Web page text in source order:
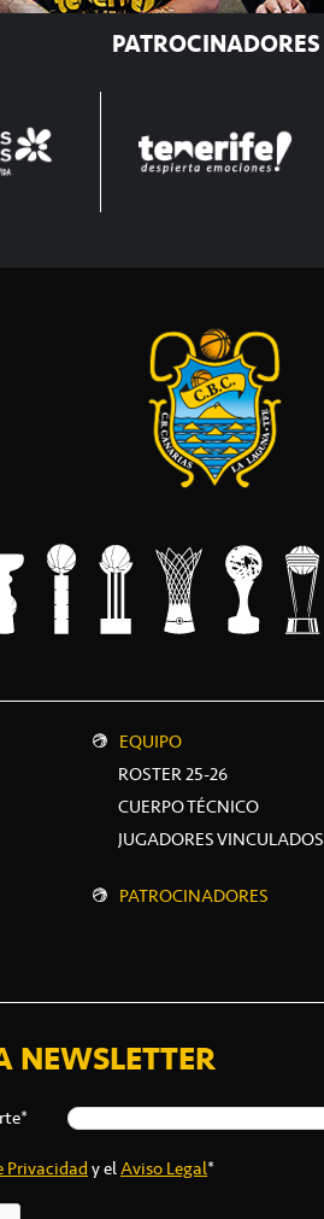
PATROCINADORES
EQUIPO
ROSTER 25-26
CUERPO TÉCNICO
JUGADORES VINCULADOS
PATROCINADORES
NEWSLETTER
Privacidady elAviso Legal*